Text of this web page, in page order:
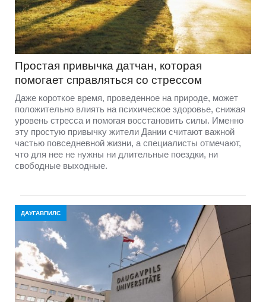
Простая привычка датчан, которая
помогает справляться со стрессом
Даже короткое время, проведенное на природе, может
положительно влиять на психическое здоровье, снижая
уровень стресса и помогая восстановить силы. Именно
эту простую привычку жители Дании считают важной
частью повседневной жизни, а специалисты отмечают,
что для нее не нужны ни длительные поездки, ни
свободные выходные.
ДАУГАВПИЛС